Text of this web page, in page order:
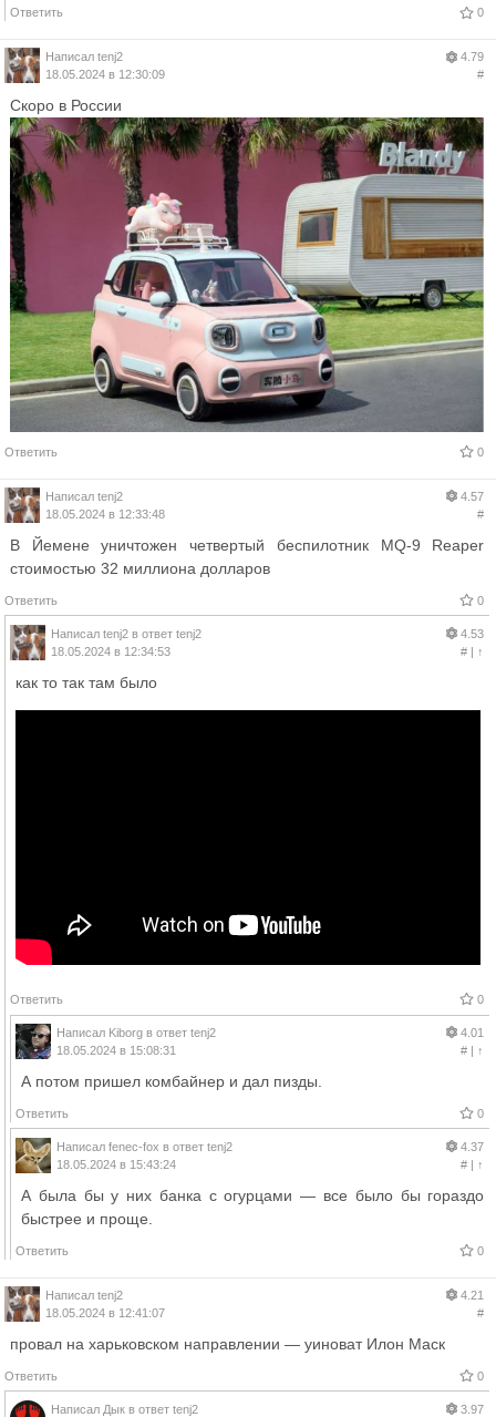
Ответить 0
Написал tenj2
18.05.2024 в 12:30:09
4.79
#
Скоро в России
Ответить 0
Написал tenj2
18.05.2024 в 12:33:48
4.57
#
В Йемене уничтожен четвертый беспилотник MQ-9 Reaper
стоимостью 32 миллиона долларов
Ответить 0
Написал tenj2 в ответ tenj2
18.05.2024 в 12:34:53
4.53
#| ↑
как то так там было
Ответить 0
Написал Kiborg в ответ tenj2
18.05.2024 в 15:08:31
4.01
#| ↑
А потом пришел комбайнер и дал пизды.
Ответить 0
Написал fenec-fox в ответ tenj2
18.05.2024 в 15:43:24
4.37
#| ↑
А была бы у них банка с огурцами — все было бы гораздо
быстрее и проще.
Ответить 0
Написал tenj2
18.05.2024 в 12:41:07
4.21
#
провал на харьковском направлении — уиноват Илон Маск
Ответить 0
Написал Дык в ответ tenj2
3.97